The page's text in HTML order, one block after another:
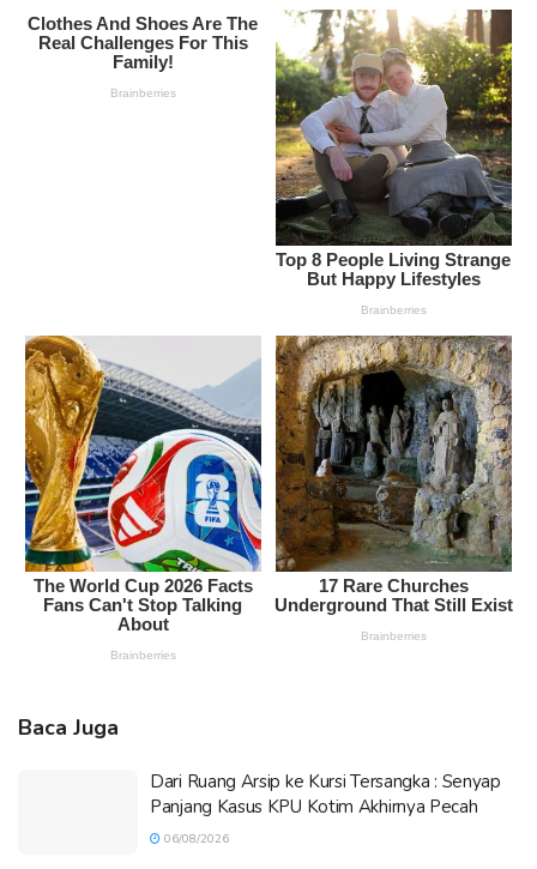
Baca Juga
Dari Ruang Arsip ke Kursi Tersangka : Senyap
Panjang Kasus KPU Kotim Akhirnya Pecah
06/08/2026